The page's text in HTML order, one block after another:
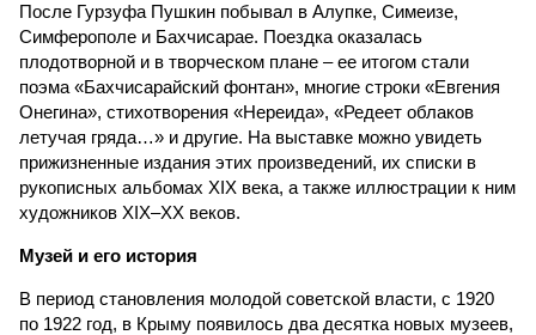
После Гурзуфа Пушкин побывал в Алупке, Симеизе,
Симферополе и Бахчисарае. Поездка оказалась
плодотворной и в творческом плане – ее итогом стали
поэма «Бахчисарайский фонтан», многие строки «Евгения
Онегина», стихотворения «Нереида», «Редеет облаков
летучая гряда…» и другие. На выставке можно увидеть
прижизненные издания этих произведений, их списки в
рукописных альбомах XIX века, а также иллюстрации к ним
художников XIX–ХХ веков.
Музей и его история
В период становления молодой советской власти, с 1920
по 1922 год, в Крыму появилось два десятка новых музеев,